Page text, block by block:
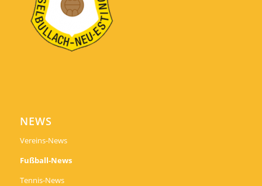
NEWS
Vereins-News
Fußball-News
Tennis-News